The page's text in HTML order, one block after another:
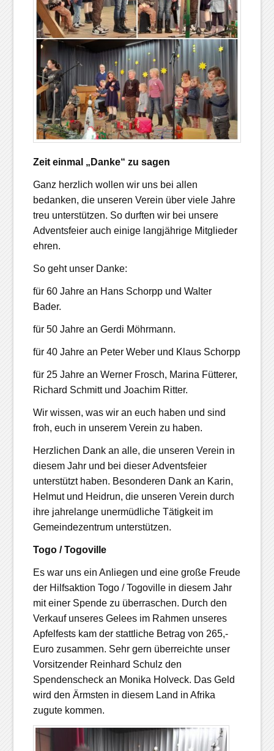
Zeit einmal „Danke“ zu sagen
Ganz herzlich wollen wir uns bei allen
bedanken, die unseren Verein über viele Jahre
treu unterstützen. So durften wir bei unsere
Adventsfeier auch einige langjährige Mitglieder
ehren.
So geht unser Danke:
für 60 Jahre an Hans Schorpp und Walter
Bader.
für 50 Jahre an Gerdi Möhrmann.
für 40 Jahre an Peter Weber und Klaus Schorpp
für 25 Jahre an Werner Frosch, Marina Fütterer,
Richard Schmitt und Joachim Ritter.
Wir wissen, was wir an euch haben und sind
froh, euch in unserem Verein zu haben.
Herzlichen Dank an alle, die unseren Verein in
diesem Jahr und bei dieser Adventsfeier
unterstützt haben. Besonderen Dank an Karin,
Helmut und Heidrun, die unseren Verein durch
ihre jahrelange unermüdliche Tätigkeit im
Gemeindezentrum unterstützen.
Togo / Togoville
Es war uns ein Anliegen und eine große Freude
der Hilfsaktion Togo / Togoville in diesem Jahr
mit einer Spende zu überraschen. Durch den
Verkauf unseres Gelees im Rahmen unseres
Apfelfests kam der stattliche Betrag von 265,-
Euro zusammen. Sehr gern überreichte unser
Vorsitzender Reinhard Schulz den
Spendenscheck an Monika Holveck. Das Geld
wird den Ärmsten in diesem Land in Afrika
zugute kommen.